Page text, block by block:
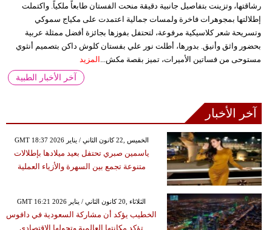
رشاقتها، وتزينت بتفاصيل جانبية دقيقة منحت الفستان طابعاً ملكياً. واكتملت
إطلالتها بمجوهرات فاخرة ولمسات جمالية اعتمدت على مكياج سموكي
وتسريحة شعر كلاسيكية مرفوعة، لتحتفل بفوزها بجائزة أفضل ممثلة عربية
بحضور واثق وأنيق. بدورها، أطلت نور علي بفستان كلوش داكن بتصميم أنثوي
مستوحى من فساتين الأميرات، تميز بقصة مكش... المزيد
آخر الأخبار الطبية
آخر الأخبار
GMT 18:37 2026 الخميس ,22 كانون الثاني / يناير
ياسمين صبري تحتفل بعيد ميلادها بإطلالات
متنوعة تجمع بين السهرة والأزياء العملية
GMT 16:21 2026 الثلاثاء ,20 كانون الثاني / يناير
الخطيب يؤكد أن مشاركة السعودية في دافوس
تؤكد مكانتها العالمية وتحولها الاقتصادي